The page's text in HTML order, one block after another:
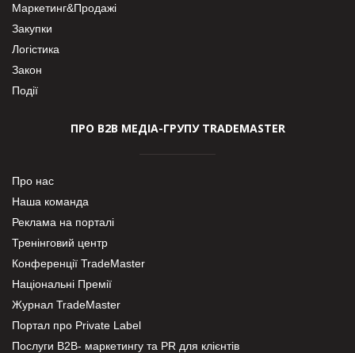
Маркетинг&Продажі
Закупки
Логістика
Закон
Події
ПРО В2В МЕДІА-ГРУПУ TRADEMASTER
Про нас
Наша команда
Реклама на порталі
Тренінговий центр
Конференції TradeMaster
Національні Премії
Журнал TradeMaster
Портал про Private Label
Послуги В2В- маркетингу та PR для клієнтів